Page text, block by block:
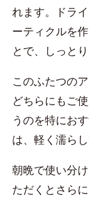
れます。ドラ
ーティクルを
とで、しっと
このふたつの
どちらにもご
うのを特にお
は、軽く濡ら
朝晩で使い分
ただくとさら